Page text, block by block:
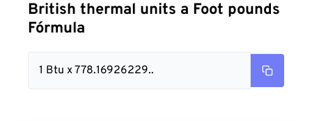
British thermal units a Foot pounds
Fórmula
1 Btu x 778.16926229..